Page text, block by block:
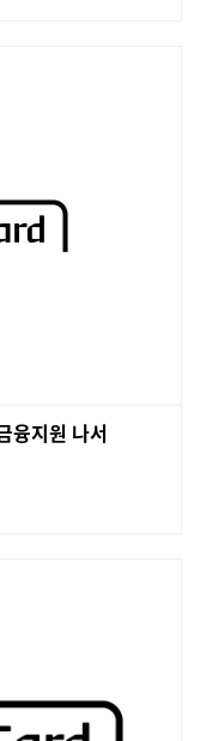
융지원 나서